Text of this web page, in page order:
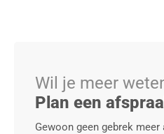
Wil je meer
Plan een
Gewoon geen gebrek